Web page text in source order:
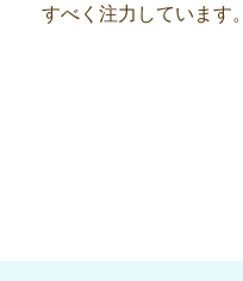
すべく注力しています。